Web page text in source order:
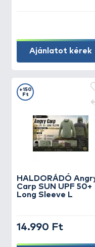
Ajánlatot kérek
HALDORÁDÓ
Carp SUN UPF 50+
Long Sleeve L
+150
Ft
14.990 Ft